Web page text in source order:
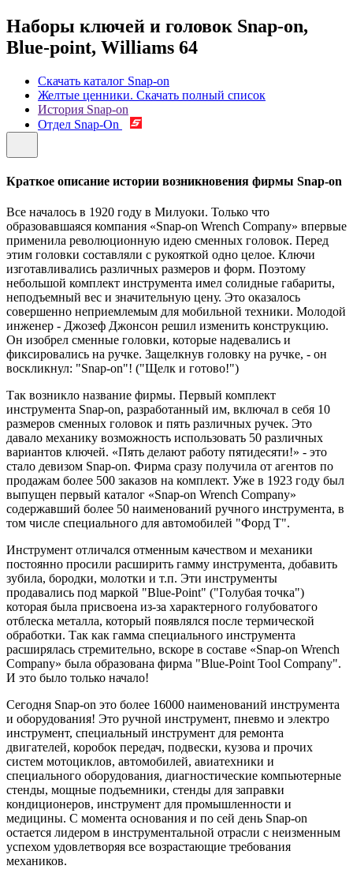
Наборы ключей и головок Snap-on,
Blue-point, Williams 64
Скачать каталог Snap-on
Желтые ценники. Скачать полный список
История Snap-on
Отдел Snap-On
Краткое описание истории возникновения фирмы Snap-on
Все началось в 1920 году в Милуоки. Только что
образовавшаяся компания «Snap-on Wrench Company» впервые
применила революционную идею сменных головок. Перед
этим головки составляли с рукояткой одно целое. Ключи
изготавливались различных размеров и форм. Поэтому
небольшой комплект инструмента имел солидные габариты,
неподъемный вес и значительную цену. Это оказалось
совершенно неприемлемым для мобильной техники. Молодой
инженер - Джозеф Джонсон решил изменить конструкцию.
Он изобрел сменные головки, которые надевались и
фиксировались на ручке. Защелкнув головку на ручке, - он
воскликнул: "Snap-on"! ("Щелк и готово!")
Так возникло название фирмы. Первый комплект
инструмента Snap-on, разработанный им, включал в себя 10
размеров сменных головок и пять различных ручек. Это
давало механику возможность использовать 50 различных
вариантов ключей. «Пять делают работу пятидесяти!» - это
стало девизом Snap-on. Фирма сразу получила от агентов по
продажам более 500 заказов на комплект. Уже в 1923 году был
выпущен первый каталог «Snap-on Wrench Company»
содержавший более 50 наименований ручного инструмента, в
том числе специального для автомобилей "Форд Т".
Инструмент отличался отменным качеством и механики
постоянно просили расширить гамму инструмента, добавить
зубила, бородки, молотки и т.п. Эти инструменты
продавались под маркой "Blue-Point" ("Голубая точка")
которая была присвоена из-за характерного голубоватого
отблеска металла, который появлялся после термической
обработки. Так как гамма специального инструмента
расширялась стремительно, вскоре в составе «Snap-on Wrench
Company» была образована фирма "Blue-Point Tool Company".
И это было только начало!
Сегодня Snap-on это более 16000 наименований инструмента
и оборудования! Это ручной инструмент, пневмо и электро
инструмент, специальный инструмент для ремонта
двигателей, коробок передач, подвески, кузова и прочих
систем мотоциклов, автомобилей, авиатехники и
специального оборудования, диагностические компьютерные
стенды, мощные подъемники, стенды для заправки
кондиционеров, инструмент для промышленности и
медицины. С момента основания и по сей день Snap-on
остается лидером в инструментальной отрасли с неизменным
успехом удовлетворяя все возрастающие требования
механиков.